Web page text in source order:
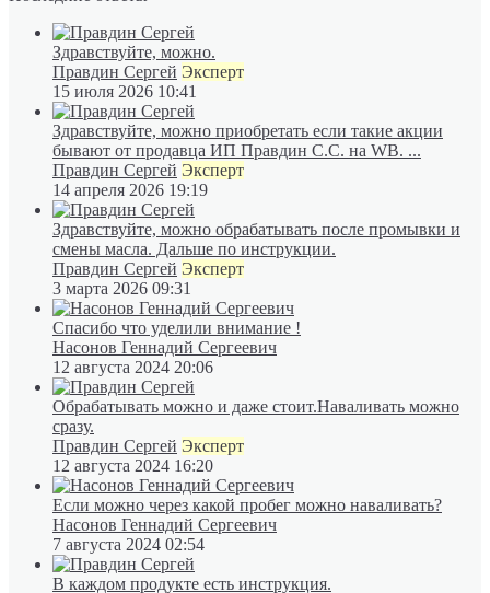
Здравствуйте, можно.
Правдин Сергей Эксперт
15 июля 2026 10:41
Здравствуйте, можно приобретать если такие акции
бывают от продавца ИП Правдин С.С. на WB. ...
Правдин Сергей Эксперт
14 апреля 2026 19:19
Здравствуйте, можно обрабатывать после промывки и
смены масла. Дальше по инструкции.
Правдин Сергей Эксперт
3 марта 2026 09:31
Спасибо что уделили внимание !
Насонов Геннадий Сергеевич
12 августа 2024 20:06
Обрабатывать можно и даже стоит.Наваливать можно
сразу.
Правдин Сергей Эксперт
12 августа 2024 16:20
Если можно через какой пробег можно наваливать?
Насонов Геннадий Сергеевич
7 августа 2024 02:54
В каждом продукте есть инструкция.